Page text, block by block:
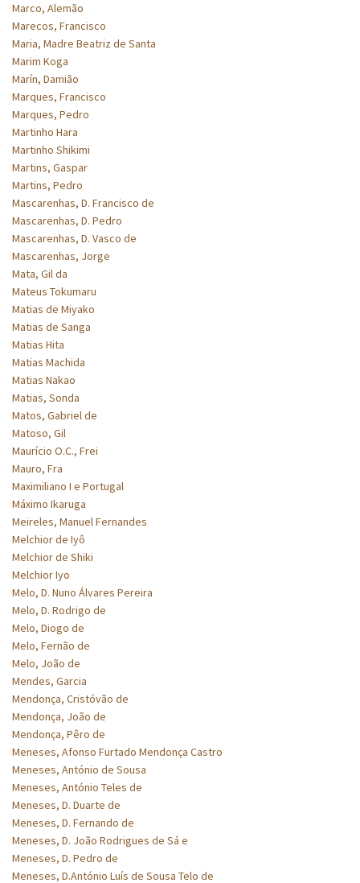
Marco, Alemão
Marecos, Francisco
Maria, Madre Beatriz de Santa
Marim Koga
Marín, Damião
Marques, Francisco
Marques, Pedro
Martinho Hara
Martinho Shikimi
Martins, Gaspar
Martins, Pedro
Mascarenhas, D. Francisco de
Mascarenhas, D. Pedro
Mascarenhas, D. Vasco de
Mascarenhas, Jorge
Mata, Gil da
Mateus Tokumaru
Matias de Miyako
Matias de Sanga
Matias Hita
Matias Machida
Matias Nakao
Matias, Sonda
Matos, Gabriel de
Matoso, Gil
Maurício O.C., Frei
Mauro, Fra
Maximiliano I e Portugal
Máximo Ikaruga
Meireles, Manuel Fernandes
Melchior de Iyô
Melchior de Shiki
Melchior Iyo
Melo, D. Nuno Álvares Pereira
Melo, D. Rodrigo de
Melo, Diogo de
Melo, Fernão de
Melo, João de
Mendes, Garcia
Mendonça, Cristóvão de
Mendonça, João de
Mendonça, Pêro de
Meneses, Afonso Furtado Mendonça Castro
Meneses, António de Sousa
Meneses, António Teles de
Meneses, D. Duarte de
Meneses, D. Fernando de
Meneses, D. João Rodrigues de Sá e
Meneses, D. Pedro de
Meneses, D.António Luís de Sousa Telo de